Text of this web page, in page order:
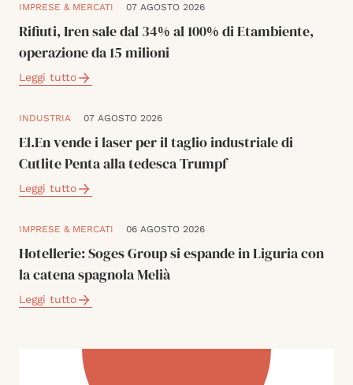
IMPRESE & MERCATI 07 AGOSTO 2026
Rifiuti, Iren sale dal 34% al 100% di Etambiente,
operazione da 15 milioni
Leggi tutto
INDUSTRIA 07 AGOSTO 2026
El.En vende i laser per il taglio industriale di
Cutlite Penta alla tedesca Trumpf
Leggi tutto
IMPRESE & MERCATI 06 AGOSTO 2026
Hotellerie: Soges Group si espande in Liguria con
la catena spagnola Melià
Leggi tutto